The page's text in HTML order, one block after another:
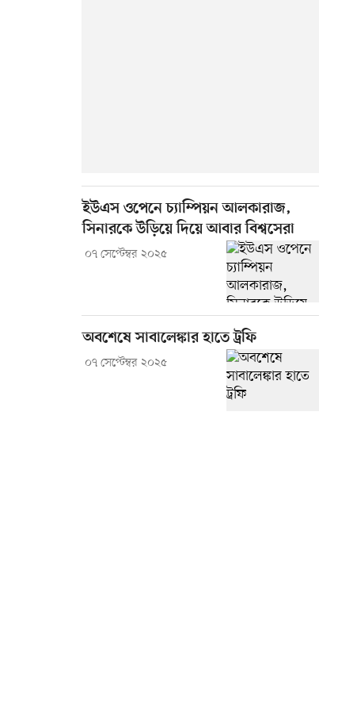
ইউএস ওপেনে চ্যাম্পিয়ন আলকারাজ,
সিনারকে উড়িয়ে দিয়ে আবার বিশ্বসেরা
০৭ সেপ্টেম্বর ২০২৫
অবশেষে সাবালেঙ্কার হাতে ট্রফি
০৭ সেপ্টেম্বর ২০২৫